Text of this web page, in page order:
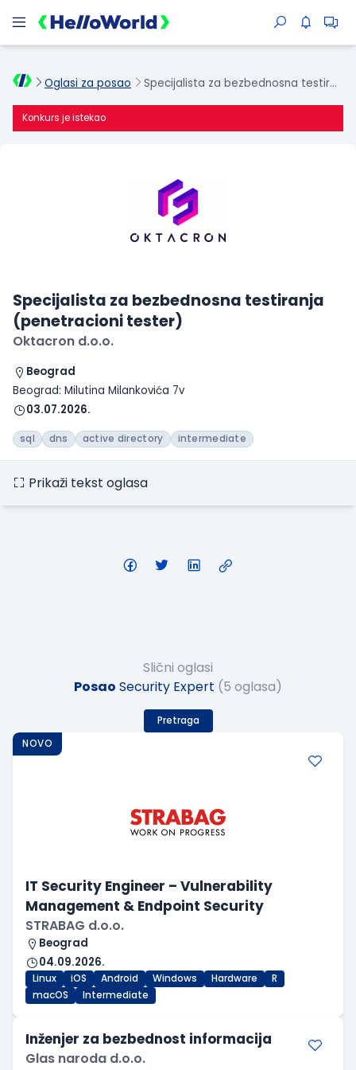
Oglasi za posao Specijalista za bezbednosna testiranja (penetracioni tester)
Konkurs je istekao
Specijalista za bezbednosna testiranja
(penetracioni tester)
Oktacron d.o.o.
Beograd
Beograd: Milutina Milankovića 7v
03.07.2026.
sql dns active directory intermediate
Prikaži tekst oglasa
Slični oglasi
Posao Security Expert (5 oglasa)
Pretraga
NOVO
IT Security Engineer – Vulnerability
Management & Endpoint Security
STRABAG d.o.o.
Beograd
04.09.2026.
Linux iOS Android Windows Hardware
R
macOS
Intermediate
Inženjer za bezbednost informacija
Glas naroda d.o.o.